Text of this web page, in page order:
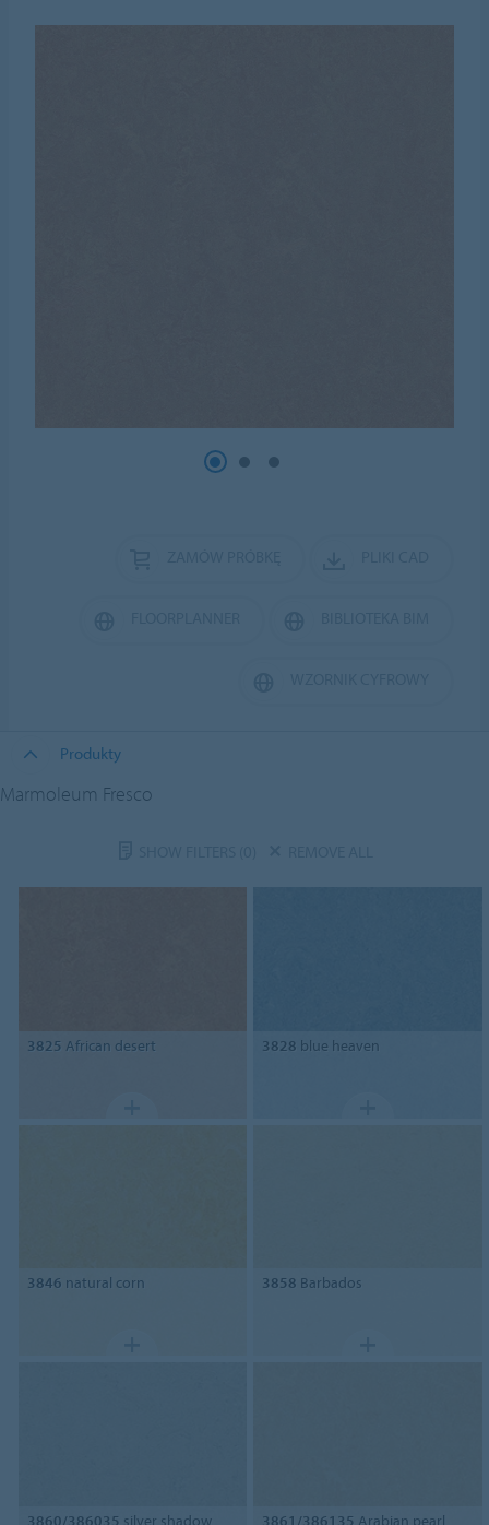
Produkty
Marmoleum Fresco
3825 African desert 3828 blue heaven
3846 natural corn 3858 Barbados
3860/386035 silver shadow 3861/386135 Arabian pearl